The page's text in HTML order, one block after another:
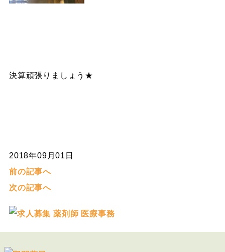
決算頑張りましょう★
2018年09月01日
前の記事へ
次の記事へ